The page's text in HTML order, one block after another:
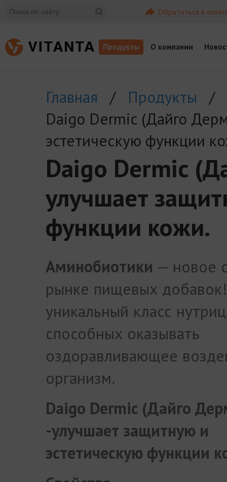
Обратиться в
Продукты О компании
Главная / Продукты /
Daigo Dermic (Дайго
эстетическую функции
Daigo Dermic
улучшает
функции кожи.
Аминобиотики — новое
рынке пищевых
уникальный класс
способных оказывать
оздоравливающее
организм.
Daigo Dermic (Дайго
-улучшает защитную и
эстетическую функции